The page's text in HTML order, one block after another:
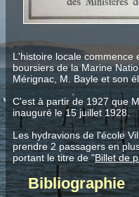
L'histoire locale commence
boursiers de la Marine
Mérignac, M. Bayle et son
C'est à partir de 1927 que
inauguré le 15 juillet 1928.
Les hydravions de l'école
prendre 2 passagers en
portant le titre de "Billet de
Bibliographie